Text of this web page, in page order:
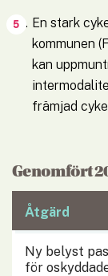
En stark
kommunen
kan
främjad
Genomfört
Skriv
Åtgärd
Ny belyst
för